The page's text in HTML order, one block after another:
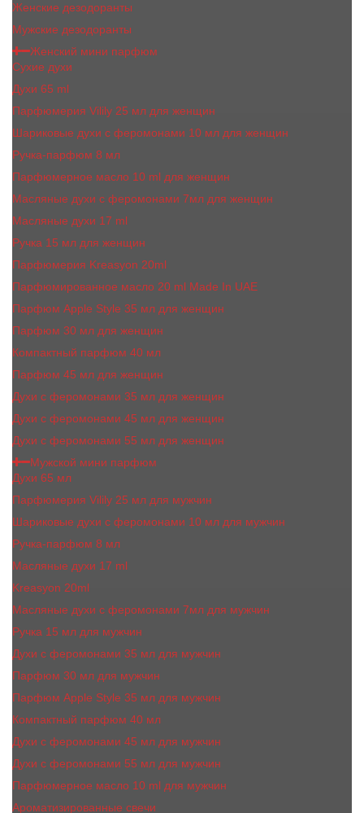
Женские дезодоранты
Мужские дезодоранты
Женский мини парфюм
Сухие духи
Духи 65 ml
Парфюмерия Vilily 25 мл для женщин
Шариковые духи с феромонами 10 мл для женщин
Ручка-парфюм 8 мл
Парфюмерное масло 10 ml для женщин
Масляные духи c феромонами 7мл для женщин
Масляные духи 17 ml
Ручка 15 мл для женщин
Парфюмерия Kreasyon 20ml
Парфюмированное масло 20 ml Made In UAE
Парфюм Apple Style 35 мл для женщин
Парфюм 30 мл для женщин
Компактный парфюм 40 мл
Парфюм 45 мл для женщин
Духи с феромонами 35 мл для женщин
Духи с феромонами 45 мл для женщин
Духи с феромонами 55 мл для женщин
Мужской мини парфюм
Духи 65 мл
Парфюмерия Vilily 25 мл для мужчин
Шариковые духи с феромонами 10 мл для мужчин
Ручка-парфюм 8 мл
Масляные духи 17 ml
Kreasyon 20ml
Масляные духи c феромонами 7мл для мужчин
Ручка 15 мл для мужчин
Духи с феромонами 35 мл для мужчин
Парфюм 30 мл для мужчин
Парфюм Apple Style 35 мл для мужчин
Компактный парфюм 40 мл
Духи с феромонами 45 мл для мужчин
Духи с феромонами 55 мл для мужчин
Парфюмерное масло 10 ml для мужчин
Ароматизированные свечи